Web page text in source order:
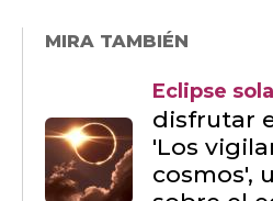
MIRA TAMBIÉN
Eclipse
disfrutar
'Los
cosmos',